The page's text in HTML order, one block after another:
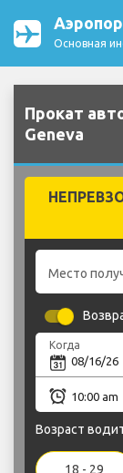
Основная
Прокат
Geneva
Место
Когда
Возраст
18 - 29